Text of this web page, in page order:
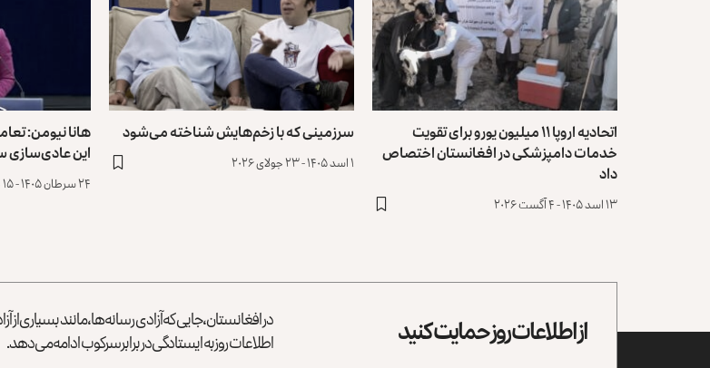
اتحادیه اروپا ۱۱ میلیون یورو برای تقویت
خدمات دامپزشکی در افغانستان اختصاص
داد
۱۳ اسد ۱۴۰۵ - ۴ آگست ۲۰۲۶
سرزمینی که با زخم‌هایش شناخته می‌شود
۱ اسد ۱۴۰۵ - ۲۳ جولای ۲۰۲۶
هانا نیومن:
این
۲۴ سرطان ۱۴۰۵ - ۱۵ جولای ۲۰۲۶
از اطلاعات روز حمایت کنید در افغانستان، جایی که آزادی رسانه‌ها، مانند
اطلاعات روز به ایستادگی در برابر سرکوب ادامه می‌دهد.